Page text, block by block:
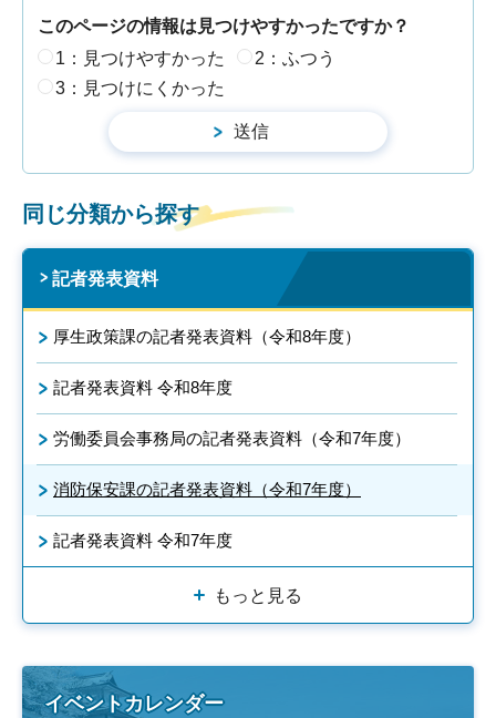
このページの情報は見つけやすかったですか？
1：見つけやすかった
2：ふつう
3：見つけにくかった
同じ分類から探す
記者発表資料
厚生政策課の記者発表資料（令和8年度）
記者発表資料 令和8年度
労働委員会事務局の記者発表資料（令和7年度）
消防保安課の記者発表資料（令和7年度）
記者発表資料 令和7年度
もっと見る
イベントカレンダー